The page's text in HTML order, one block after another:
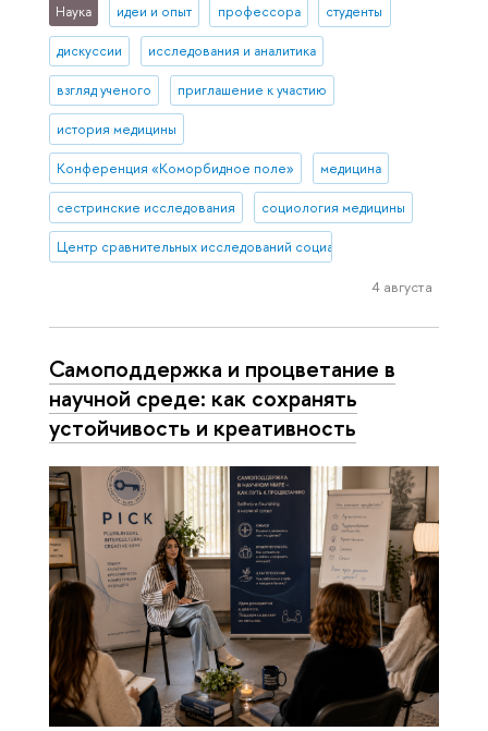
Наука идеи и опыт профессора студенты
дискуссии исследования и аналитика
взгляд ученого приглашение к участию
история медицины
Конференция «Коморбидное поле» медицина
сестринские исследования социология медицины
Центр сравнительных исследований социального благополучия
4 августа
Самоподдержка и процветание в
научной среде: как сохранять
устойчивость и креативность